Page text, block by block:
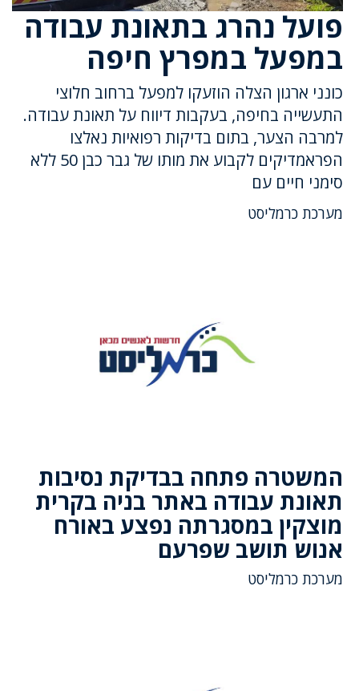
פועל נהרג בתאונת עבודה
במפעל במפרץ חיפה
כונני ארגון הצלה הוזעקו למפעל ברחוב חלוצי
התעשייה בחיפה, בעקבות דיווח על תאונת עבודה.
למרבה הצער, בתום בדיקות רפואיות נאלצו
הפראמדיקים לקבוע את מותו של גבר כבן 50 ללא
סימני חיים עם
מערכת כרמליסט
המשטרה פתחה בבדיקת נסיבות
תאונת עבודה באתר בניה בקרית
מוצקין במסגרתה נפצע באורח
אנוש תושב שפרעם
מערכת כרמליסט